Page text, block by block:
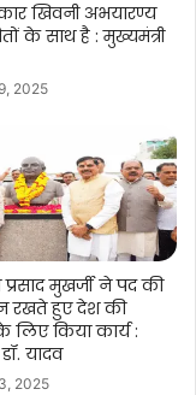
खिवनी अभयारण्य
के साथ है : मुख्यमंत्री
2025
प्रसाद मुखर्जी ने पद की
रखते हुए देश की
लिए किया कार्य :
यादव
2025